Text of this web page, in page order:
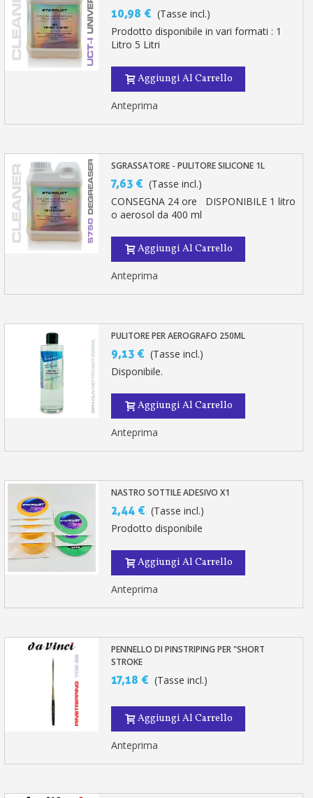
10,98 € (Tasse incl.)
Prodotto disponibile in vari formati : 1
Litro 5 Litri
Aggiungi Al Carrello
Anteprima
SGRASSATORE - PULITORE SILICONE 1L
7,63 € (Tasse incl.)
CONSEGNA 24 ore DISPONIBILE 1 litro
o aerosol da 400 ml
Aggiungi Al Carrello
Anteprima
PULITORE PER AEROGRAFO 250ML
9,13 € (Tasse incl.)
Disponibile.
Aggiungi Al Carrello
Anteprima
NASTRO SOTTILE ADESIVO X1
2,44 € (Tasse incl.)
Prodotto disponibile
Aggiungi Al Carrello
Anteprima
PENNELLO DI PINSTRIPING PER "SHORT
STROKE
17,18 € (Tasse incl.)
Aggiungi Al Carrello
Anteprima